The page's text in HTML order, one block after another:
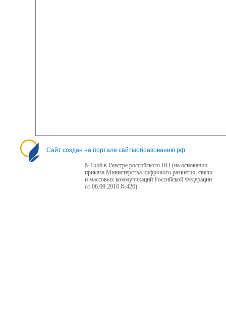
Сайт создан на портале сайтыобразованию.рф
№1556 в Реестре российского ПО (на основании
приказа Министерства цифрового развития, связи
и массовых коммуникаций Российской Федерации
от 06.09.2016 №426)